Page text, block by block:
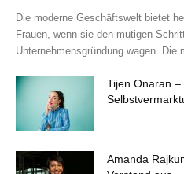
Die moderne Geschäftswelt bietet
Frauen, wenn sie den mutigen
Unternehmensgründung wagen. Die
Tijen Onaran
Amanda